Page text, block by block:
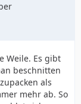
Weile. Es gibt
beschnitten
als
mehr ab. So